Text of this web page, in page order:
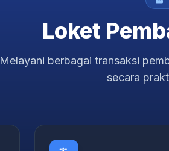
Loket
Melayani berbagai transaksi
secara